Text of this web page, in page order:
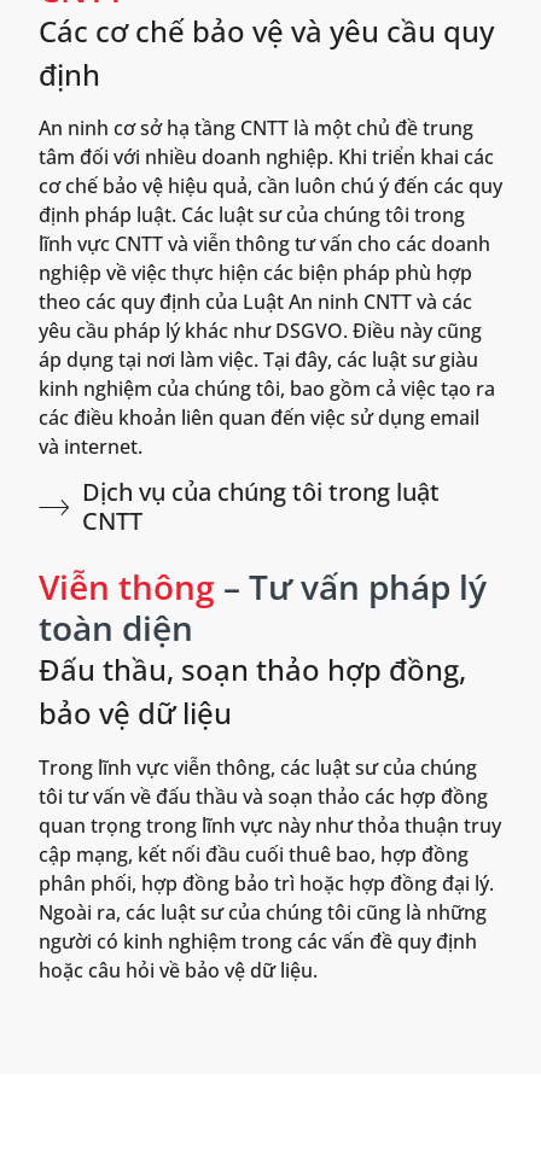
Các cơ chế bảo vệ và yêu cầu quy
định
An ninh cơ sở hạ tầng CNTT là một chủ đề trung
tâm đối với nhiều doanh nghiệp. Khi triển khai các
cơ chế bảo vệ hiệu quả, cần luôn chú ý đến các quy
định pháp luật. Các luật sư của chúng tôi trong
lĩnh vực CNTT và viễn thông tư vấn cho các doanh
nghiệp về việc thực hiện các biện pháp phù hợp
theo các quy định của Luật An ninh CNTT và các
yêu cầu pháp lý khác như DSGVO. Điều này cũng
áp dụng tại nơi làm việc. Tại đây, các luật sư giàu
kinh nghiệm của chúng tôi, bao gồm cả việc tạo ra
các điều khoản liên quan đến việc sử dụng email
và internet.
Dịch vụ của chúng tôi trong luật
CNTT
Viễn thông – Tư vấn pháp lý
toàn diện
Đấu thầu, soạn thảo hợp đồng,
bảo vệ dữ liệu
Trong lĩnh vực viễn thông, các luật sư của chúng
tôi tư vấn về đấu thầu và soạn thảo các hợp đồng
quan trọng trong lĩnh vực này như thỏa thuận truy
cập mạng, kết nối đầu cuối thuê bao, hợp đồng
phân phối, hợp đồng bảo trì hoặc hợp đồng đại lý.
Ngoài ra, các luật sư của chúng tôi cũng là những
người có kinh nghiệm trong các vấn đề quy định
hoặc câu hỏi về bảo vệ dữ liệu.